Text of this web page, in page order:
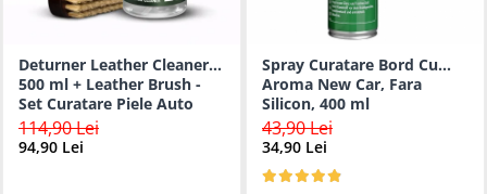
Deturner Leather Cleaner
500 ml + Leather Brush -
Set Curatare Piele Auto
114,90 Lei
94,90 Lei
Spray Curatare Bord Cu
Aroma New Car, Fara
Silicon, 400 ml
43,90 Lei
34,90 Lei